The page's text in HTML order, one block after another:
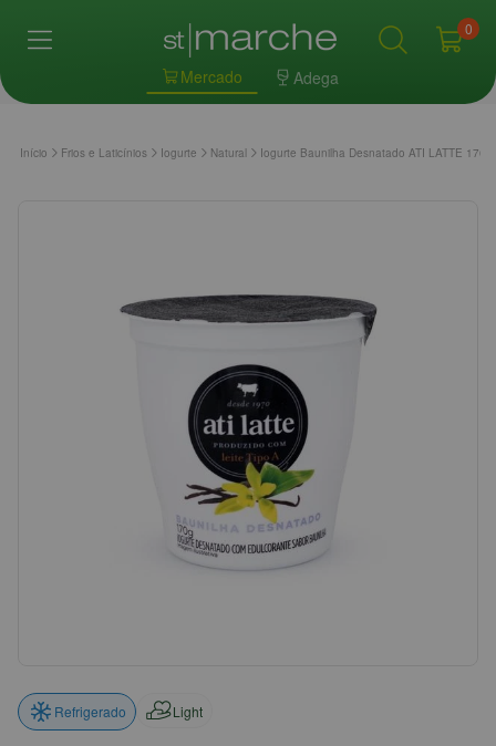
Mercado Adega
0
Início Frios e Laticínios Iogurte Natural Iogurte Baunilha Desnatado ATI LATTE 170g
Refrigerado Light